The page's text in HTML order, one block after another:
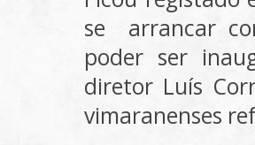
se arrancar
poder ser
diretor Luís
vimaranenses